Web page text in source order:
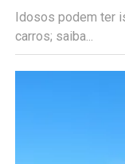
Idosos podem ter
carros; saiba...